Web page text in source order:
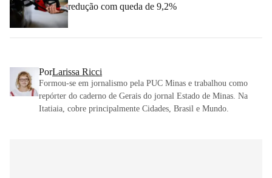
redução com queda de 9,2%
PorLarissa Ricci
Formou-se em jornalismo pela PUC Minas e trabalhou como
repórter do caderno de Gerais do jornal Estado de Minas. Na
Itatiaia, cobre principalmente Cidades, Brasil e Mundo.